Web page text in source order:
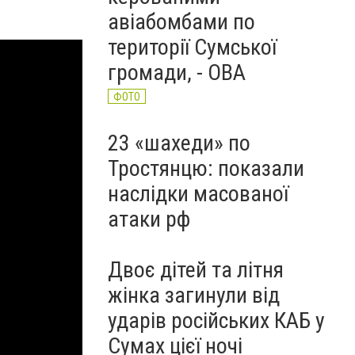
авіабомбами по
території Сумської
громади, - ОВА
ФОТО
23 «шахеди» по
Тростянцю: показали
наслідки масованої
атаки рф
Двоє дітей та літня
жінка загинули від
ударів російських КАБ у
Сумах цієї ночі